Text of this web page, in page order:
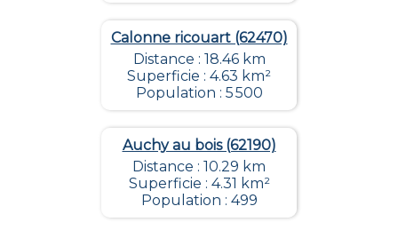
Calonne ricouart (62470)
Distance : 18.46 km
Superficie : 4.63 km²
Population : 5 500
Auchy au bois (62190)
Distance : 10.29 km
Superficie : 4.31 km²
Population : 499